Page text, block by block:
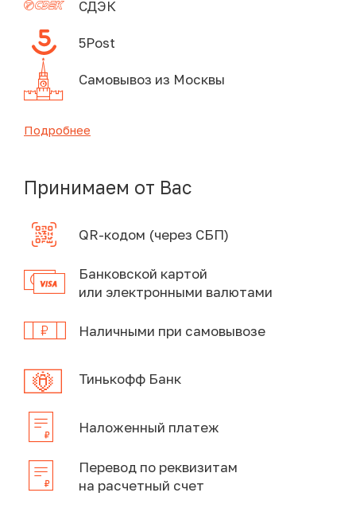
СДЭК
5Post
Самовывоз из Москвы
Подробнее
Принимаем от Вас
QR-кодом (через СБП)
Банковской картой
или электронными валютами
Наличными при самовывозе
Тинькофф Банк
Наложенный платеж
Перевод по реквизитам
на расчетный счет